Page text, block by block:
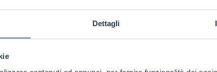
Dettagli